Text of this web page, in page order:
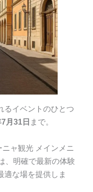
るイベントのひとつ
月31日 まで。
ャ観光 メインメニ
、明確で最新の体験
適な場を提供しま